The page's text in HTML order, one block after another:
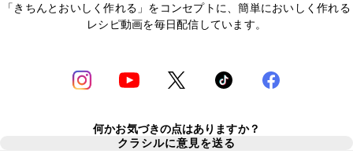
「きちんとおいしく作れる」をコンセプトに、簡単においしく作れる
レシピ動画を毎日配信しています。
何かお気づきの点はありますか？
クラシルに意見を送る